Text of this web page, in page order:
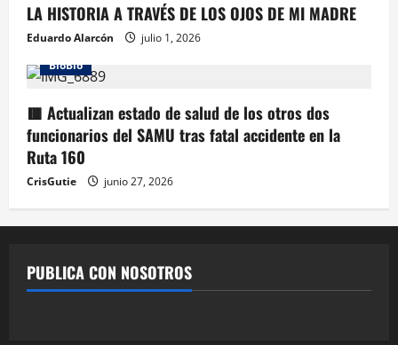
LA HISTORIA A TRAVÉS DE LOS OJOS DE MI MADRE
Eduardo Alarcón
julio 1, 2026
BioBio
🟥 Actualizan estado de salud de los otros dos
funcionarios del SAMU tras fatal accidente en la
Ruta 160
CrisGutie junio 27, 2026
PUBLICA CON NOSOTROS